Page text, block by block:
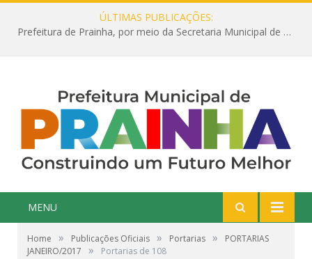
ÚLTIMAS PUBLICAÇÕES:
Prefeitura de Prainha, por meio da Secretaria Municipal de Educação, abre 354 vagas na área da Educação para 2025 com processo seletivo simplificado
MENU
Home » Publicações Oficiais » Portarias »
PORTARIAS
JANEIRO/2017
» Portarias de 108